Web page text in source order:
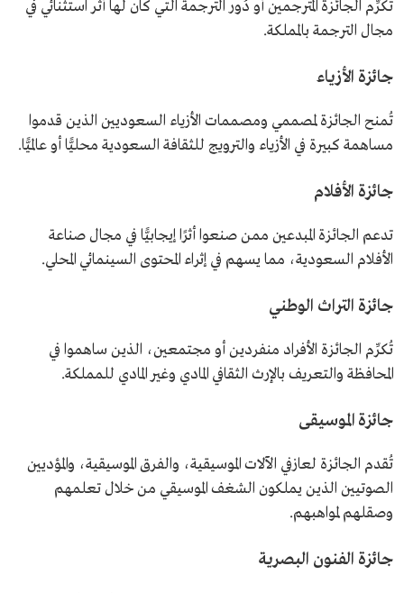
تُكرِّم الجائزة المترجمين أو دُور الترجمة التي كان لها أثر استثنائي في
مجال الترجمة بالمملكة.
جائزة الأزياء
تُمنح الجائزة لمصممي ومصممات الأزياء السعوديين الذين قدموا
مساهمة كبيرة في الأزياء والترويج للثقافة السعودية محليًّا أو عالميًّا.
جائزة الأفلام
تدعم الجائزة المبدعين ممن صنعوا أثرًا إيجابيًّا في مجال صناعة
الأفلام السعودية، مما يسهم في إثراء المحتوى السينمائي المحلي.
جائزة التراث الوطني
تُكرِّم الجائزة الأفراد منفردين أو مجتمعين، الذين ساهموا في
المحافظة والتعريف بالإرث الثقافي المادي وغير المادي للمملكة.
جائزة الموسيقى
تُقدم الجائزة لعازفي الآلات الموسيقية، والفرق الموسيقية، والمؤديين
الصوتيين الذين يملكون الشغف الموسيقي من خلال تعلمهم
وصقلهم لمواهبهم.
جائزة الفنون البصرية